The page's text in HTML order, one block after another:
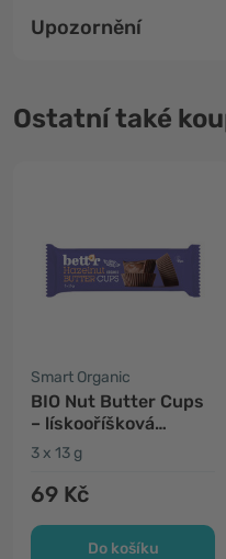
Upozornění
Ostatní také
Smart Organic
BIO Nut Butter Cups
– lískooříšková
pomazánka a
čokoláda
3 x 13 g
69 Kč
Do košíku